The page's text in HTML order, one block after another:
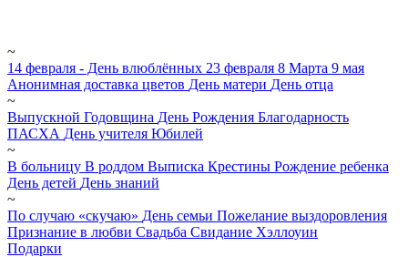
~
14 февраля - День влюблённых 23 февраля 8 Марта 9 мая
Анонимная доставка цветов День матери День отца
~
Выпускной Годовщина День Рождения Благодарность
ПАСХА День учителя Юбилей
~
В больницу В роддом Выписка Крестины Рождение ребенка
День детей День знаний
~
По случаю «скучаю» День семьи Пожелание выздоровления
Признание в любви Свадьба Свидание Хэллоуин
Подарки